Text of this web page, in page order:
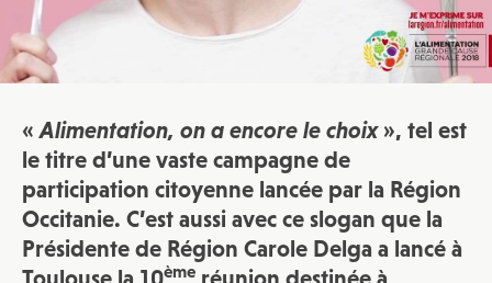
«Alimentation, on a encore le choix», tel est
le titre d’une vaste campagne de
participation citoyenne lancée par la Région
Occitanie. C’est aussi avec ce slogan que la
Présidente de Région Carole Delga a lancé à
ème